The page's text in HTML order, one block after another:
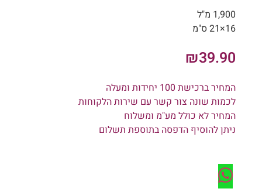
1,900 מ"ל
₪39.90
המחיר ברכישת 100 יחידות ומעלה
לכמות שונה צור קשר עם שירות הלקוחות
המחיר לא כולל מע"מ ומשלוח
ניתן להוסיף הדפסה בתוספת תשלום